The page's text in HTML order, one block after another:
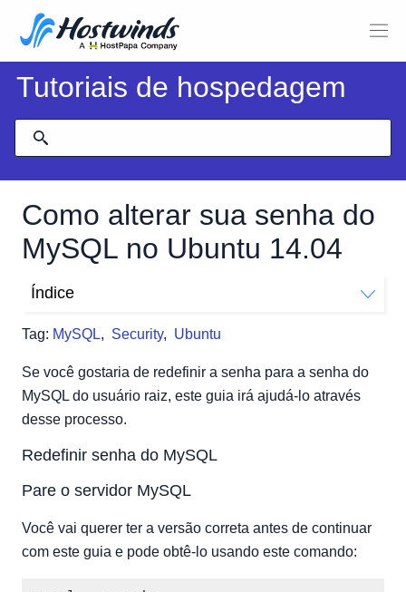
Tutoriais de hospedagem
Como alterar sua senha do
MySQL no Ubuntu 14.04
Tag: MySQL, Security, Ubuntu
Índice
Pare o servidor MySQL
Mudando a senha
Para o MySQL 5.7.6 e mais recente, use o seguinte
comando no prompt de comando mysql.
comando mysql:
Se você gostaria de redefinir a senha para a senha do
MySQL do usuário raiz, este guia irá ajudá-lo através
desse processo.
Redefinir senha do MySQL
Pare o servidor MySQL
Você vai querer ter a versão correta antes de continuar
com este guia e pode obtê-lo usando este comando: